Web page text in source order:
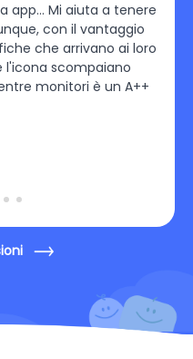
app… Mi aiuta a tenere
con il vantaggio
che arrivano ai loro
l'icona scompaiano
monitori è un A++